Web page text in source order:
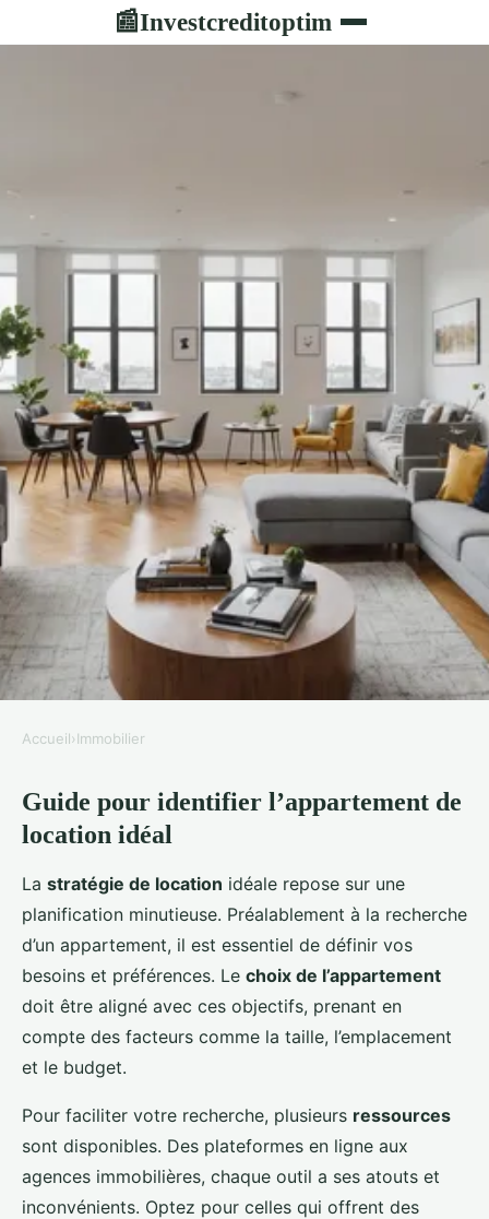
📰Investcreditoptim
Les Clés du Succès : Comment
Déterminer l'Appartement de
Location Idéal
Victoria •22 février 2025 • 6 min de lecture
Accueil›Immobilier
Guide pour identifier l’appartement de
location idéal
La stratégie de location idéale repose sur une
planification minutieuse. Préalablement à la recherche
d’un appartement, il est essentiel de définir vos
besoins et préférences. Le choix de l’appartement
doit être aligné avec ces objectifs, prenant en
compte des facteurs comme la taille, l’emplacement
et le budget.
Pour faciliter votre recherche, plusieurs ressources
sont disponibles. Des plateformes en ligne aux
agences immobilières, chaque outil a ses atouts et
inconvénients. Optez pour celles qui offrent des